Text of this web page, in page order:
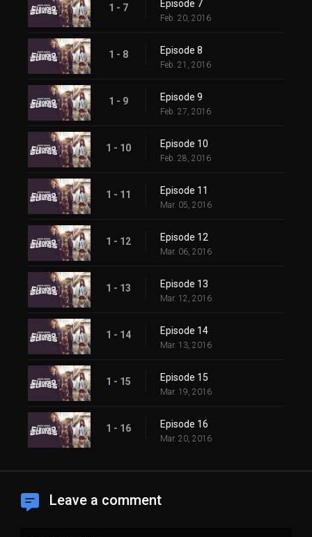
1 - 7 Episode 7
Feb. 20, 2016
1 - 8 Episode 8
Feb. 21, 2016
1 - 9 Episode 9
Feb. 27, 2016
1 - 10 Episode 10
Feb. 28, 2016
1 - 11 Episode 11
Mar. 05, 2016
1 - 12 Episode 12
Mar. 06, 2016
1 - 13 Episode 13
Mar. 12, 2016
1 - 14 Episode 14
Mar. 13, 2016
1 - 15 Episode 15
Mar. 19, 2016
1 - 16 Episode 16
Mar. 20, 2016
Leave a comment